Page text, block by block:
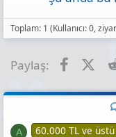
Toplam: 1 (Kullanıcı: 0,
Paylaş: X
A 60.000 TL ve üstü